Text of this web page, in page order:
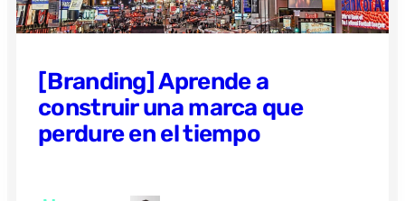
[Branding] Aprende a
construir una marca que
perdure en el tiempo